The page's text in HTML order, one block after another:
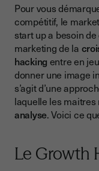
Les cinq piliers
Les meilleures
L’inbound
Le marketing
L’analyse des
Conclusion
Pour vous
compétitif, le
start up a besoin de
marketing de la
hacking entre en
donner une image
s’agit d’une
laquelle les
analyse. Voici ce
Le Growth